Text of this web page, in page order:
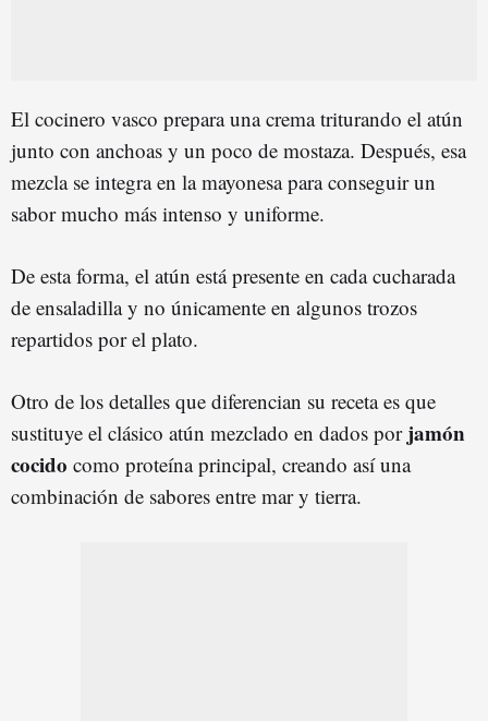
El cocinero vasco prepara una crema triturando el atún
junto con anchoas y un poco de mostaza. Después, esa
mezcla se integra en la mayonesa para conseguir un
sabor mucho más intenso y uniforme.
De esta forma, el atún está presente en cada cucharada
de ensaladilla y no únicamente en algunos trozos
repartidos por el plato.
Otro de los detalles que diferencian su receta es que
sustituye el clásico atún mezclado en dados porjamón
cocido como proteína principal, creando así una
combinación de sabores entre mar y tierra.